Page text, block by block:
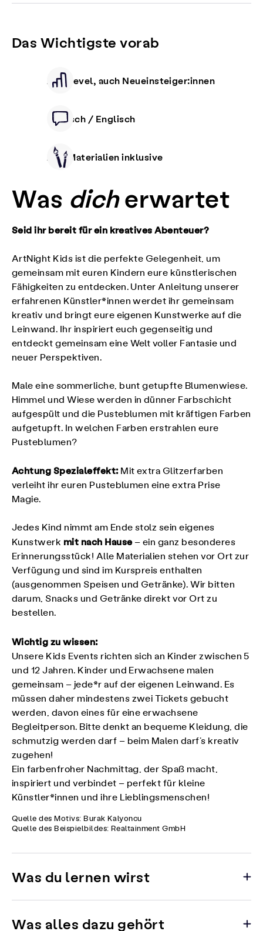
Das Wichtigste vorab
Alle Level, auch Neueinsteiger:innen
Deutsch / Englisch
Alle Materialien inklusive
Was dicherwartet
Seid ihr bereit für ein kreatives Abenteuer?
ArtNight Kids ist die perfekte Gelegenheit, um
gemeinsam mit euren Kindern eure künstlerischen
Fähigkeiten zu entdecken. Unter Anleitung unserer
erfahrenen Künstler*innen werdet ihr gemeinsam
kreativ und bringt eure eigenen Kunstwerke auf die
Leinwand. Ihr inspiriert euch gegenseitig und
entdeckt gemeinsam eine Welt voller Fantasie und
neuer Perspektiven.
Male eine sommerliche, bunt getupfte Blumenwiese.
Himmel und Wiese werden in dünner Farbschicht
aufgespült und die Pusteblumen mit kräftigen Farben
aufgetupft. In welchen Farben erstrahlen eure
Pusteblumen?
Achtung Spezialeffekt:Mit extra Glitzerfarben
verleiht ihr euren Pusteblumen eine extra Prise
Magie.
Jedes Kind nimmt am Ende stolz sein eigenes
Kunstwerk mit nach Hause– ein ganz besonderes
Erinnerungsstück! Alle Materialien stehen vor Ort zur
Verfügung und sind im Kurspreis enthalten
(ausgenommen Speisen und Getränke). Wir bitten
darum, Snacks und Getränke direkt vor Ort zu
bestellen.
Wichtig zu wissen:
Unsere Kids Events richten sich an Kinder zwischen 5
und 12 Jahren. Kinder und Erwachsene malen
gemeinsam – jede*r auf der eigenen Leinwand. Es
müssen daher mindestens zwei Tickets gebucht
werden, davon eines für eine erwachsene
Begleitperson. Bitte denkt an bequeme Kleidung, die
schmutzig werden darf – beim Malen darf’s kreativ
zugehen!
Ein farbenfroher Nachmittag, der Spaß macht,
inspiriert und verbindet – perfekt für kleine
Künstler*innen und ihre Lieblingsmenschen!
Quelle des Motivs: Burak Kalyoncu
Quelle des Beispielbildes: Realtainment GmbH
Was du lernen wirst
Was alles dazu gehört